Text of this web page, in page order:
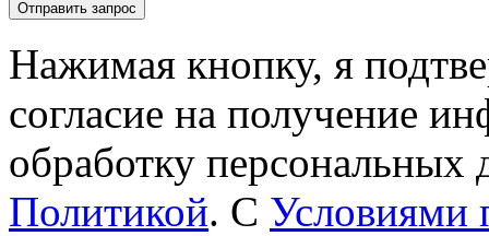
Нажимая кнопку, я
согласие на получение
обработку персональных
Политикой. С Условиями